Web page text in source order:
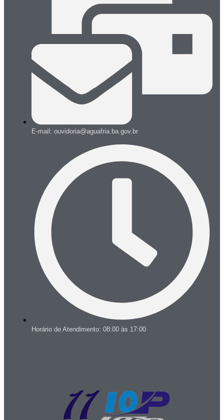
E-mail: ouvidoria@aguafria.ba.gov.br
Horário de Atendimento: 08:00 às 17:00